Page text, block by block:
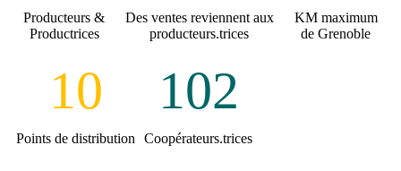
Producteurs &
Productrices
Des ventes reviennent aux
producteurs.trices
KM maximum
de Grenoble
10 102
Points de distribution Coopérateurs.trices